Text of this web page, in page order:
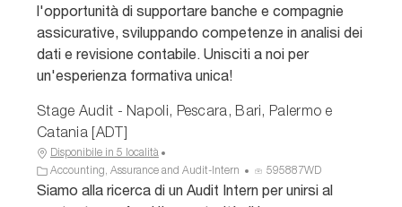
g
o
r
i
n
u
n
o
l'opportunità di supportare banche e compagnie
assicurative, sviluppando competenze in analisi dei
dati e revisione contabile. Unisciti a noi per
un'esperienza formativa unica!
Stage Audit - Napoli, Pescara, Bari, Palermo e
Catania [ADT]
Disponibile in 5 località
C
a
Accounting, Assurance and Audit-Intern
D
595887WD
Siamo alla ricerca di un Audit Intern per unirsi al